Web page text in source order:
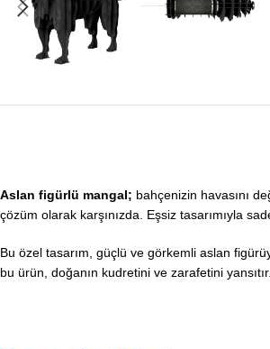
Aslan figürlü mangal; bahçenizin havasını
çözüm olarak karşınızda. Eşsiz tasarımıyla
Bu özel tasarım, güçlü ve görkemli aslan
bu ürün, doğanın kudretini ve zarafetini yansıtır.